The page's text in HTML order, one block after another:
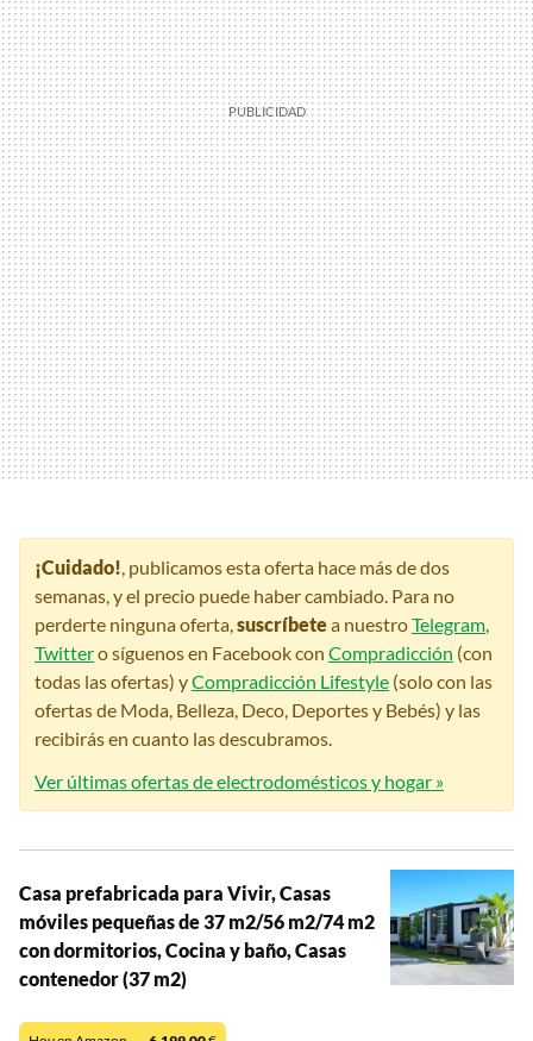
¡Cuidado!, publicamos esta oferta hace más de dos
semanas, y el precio puede haber cambiado. Para no
perderte ninguna oferta,suscríbetea nuestroTelegram,
Twittero síguenos en Facebook con Compradicción (con
todas las ofertas) yCompradicción Lifestyle (solo con las
ofertas de Moda, Belleza, Deco, Deportes y Bebés) y las
recibirás en cuanto las descubramos.
Ver últimas ofertas de electrodomésticos y hogar »
Casa prefabricada para Vivir, Casas
móviles pequeñas de 37 m2/56 m2/74 m2
con dormitorios, Cocina y baño, Casas
contenedor (37 m2)